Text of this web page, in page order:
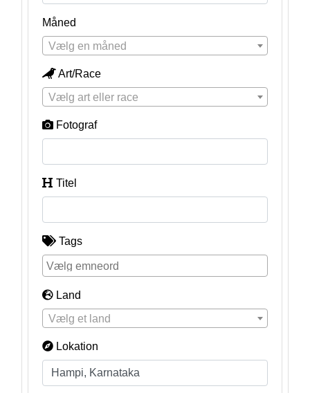
Måned
Vælg en måned
Art/Race
Vælg art eller race
Fotograf
Titel
Tags
Land
Vælg et land
Lokation